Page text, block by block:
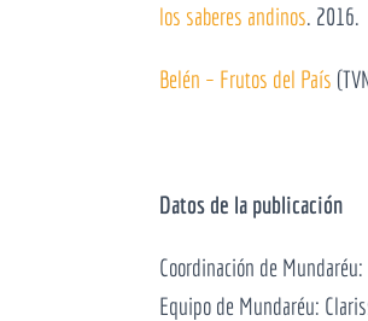
los saberes andinos. 2016.
Belén – Frutos del País
Datos de la publicación
Coordinación de
Equipo de Mundaréu: